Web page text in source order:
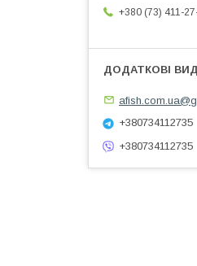
+380 (73) 411-
+380734112735
+380734112735